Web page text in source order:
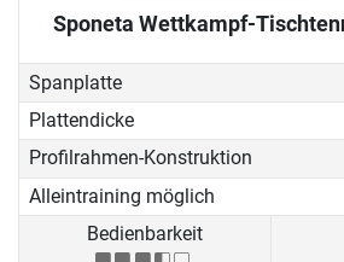
Sponeta Wettkampf-
Spanplatte
Plattendicke
Profilrahmen-Konstruktion
Alleintraining möglich
Bedienbarkeit